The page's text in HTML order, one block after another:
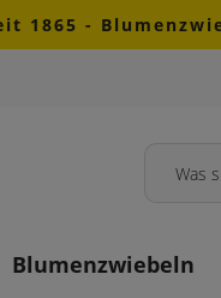
1865 -
Blumenzwiebeln